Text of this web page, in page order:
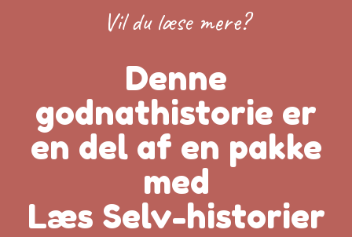
Vil du læse mere?
Denne
godnathistorie er
en del af en pakke
med
Læs Selv-historier